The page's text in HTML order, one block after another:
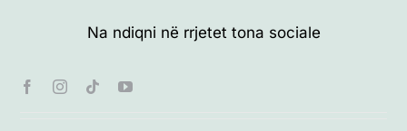
Na ndiqni në rrjetet tona sociale